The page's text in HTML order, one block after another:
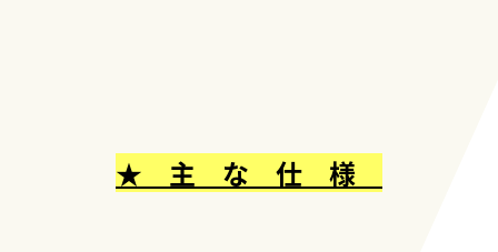
★ 主 な 仕 様